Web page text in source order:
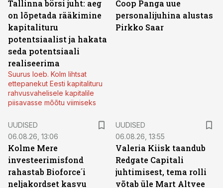
Tallinna börsi juht: aeg
on lõpetada rääkimine
kapitalituru
potentsiaalist ja hakata
seda potentsiaali
realiseerima
Suurus loeb. Kolm lihtsat
ettepanekut Eesti kapitalituru
rahvusvahelisele kapitalile
piisavasse mõõtu viimiseks
Coop Panga uue
personalijuhina alustas
Pirkko Saar
UUDISED
06.08.26, 13:06
Kolme Mere
investeerimisfond
rahastab Bioforce´i
neljakordset kasvu
UUDISED
06.08.26, 13:55
Valeria Kiisk taandub
Redgate Capitali
juhtimisest, tema rolli
võtab üle Mart Altvee